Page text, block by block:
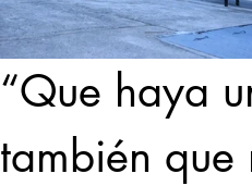
“Que haya
también que